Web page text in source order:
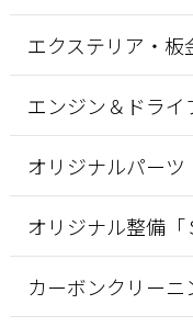
エクステリア・板
エンジン＆ドライ
オリジナルパーツ
オリジナル整備「
カーボンクリーニ